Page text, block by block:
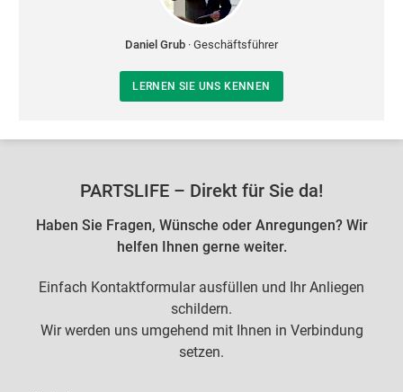
Daniel Grub · Geschäftsführer
LERNEN SIE UNS KENNEN
PARTSLIFE – Direkt für Sie da!
Haben Sie Fragen, Wünsche oder Anregungen? Wir
helfen Ihnen gerne weiter.
Einfach Kontaktformular ausfüllen und Ihr Anliegen
schildern.
Wir werden uns umgehend mit Ihnen in Verbindung
setzen.